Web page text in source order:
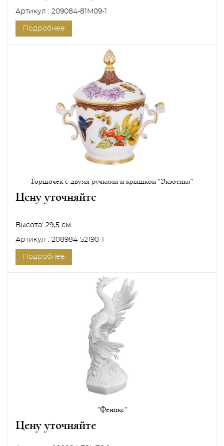
Артикул : 209084-81M09-1
Подробнее
Горшочек с двумя ручками и крышкой "Экзотика"
Цену уточняйте
Высота: 29,5 см
Артикул : 208984-52190-1
Подробнее
"Феникс"
Цену уточняйте